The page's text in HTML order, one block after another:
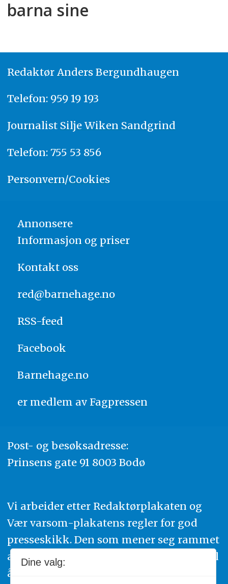
barna sine
Redaktør Anders Bergundhaugen
Telefon: 959 19 193
Journalist Silje Wiken Sandgrind
Telefon: 755 53 856
Personvern/Cookies
Annonsere
Informasjon og priser
Kontakt oss
red@barnehage.no
RSS-feed
Facebook
Barnehage.no
er medlem av Fagpressen
Post- og besøksadresse:
Prinsens gate 91 8003 Bodø
Vi arbeider etter Redaktørplakaten og
Vær varsom-plakatens regler for god
presseskikk. Den som mener seg rammet
av urettmessig publisering, oppfordres til
å ta kontakt med redaksjonen. Du kan
Dine valg: